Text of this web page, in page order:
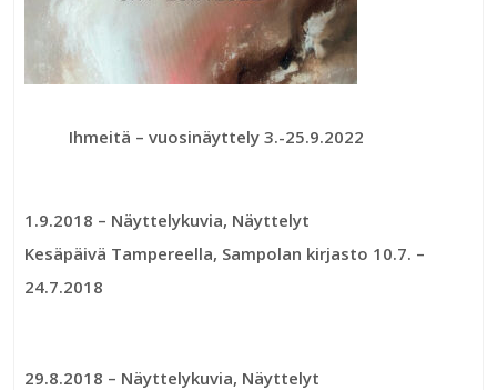
Ihmeitä – vuosinäyttely 3.-25.9.2022
1.9.2018 – Näyttelykuvia, Näyttelyt
Kesäpäivä Tampereella, Sampolan kirjasto 10.7. –
24.7.2018
29.8.2018 – Näyttelykuvia, Näyttelyt